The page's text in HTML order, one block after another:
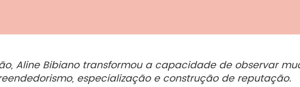
Aline Bibiano transformou a capacidade de observar
especialização e construção de reputação.